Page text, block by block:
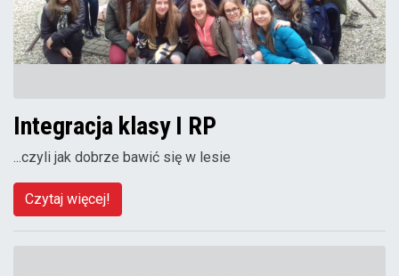
Integracja klasy I RP
...czyli jak dobrze bawić się w lesie
Czytaj więcej!